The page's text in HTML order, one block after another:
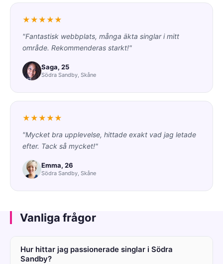
★★★★★
"Fantastisk webbplats, många äkta singlar i mitt
område. Rekommenderas starkt!"
Saga, 25
Södra Sandby, Skåne
★★★★★
"Mycket bra upplevelse, hittade exakt vad jag letade
efter. Tack så mycket!"
Emma, 26
Södra Sandby, Skåne
Vanliga frågor
Hur hittar jag passionerade singlar i Södra
Sandby?